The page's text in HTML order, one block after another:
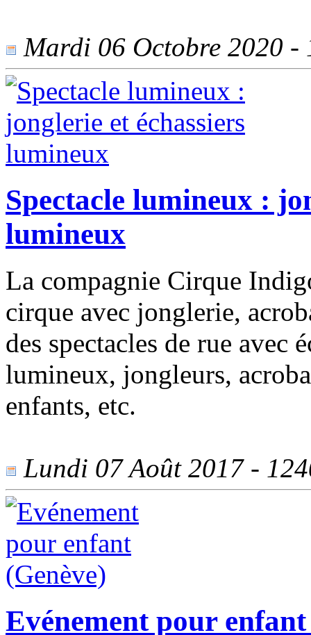
Mardi 06 Octobre 2020 -
Spectacle lumineux :
lumineux
La compagnie Cirque
cirque avec jonglerie,
des spectacles de rue avec
lumineux, jongleurs,
enfants, etc.
Lundi 07 Août 2017 -
Evénement pour enfant